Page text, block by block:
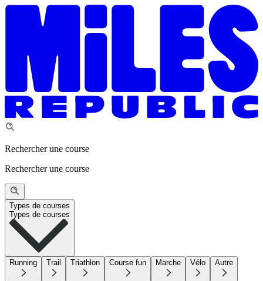
Rechercher une course
Rechercher une course
Types de courses
Types de courses
Running Trail Triathlon Course fun Marche Vélo Autre